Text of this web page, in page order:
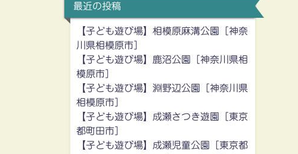
最近の投稿
【子ども遊び場】相模原麻溝公園［神奈
川県相模原市］
【子ども遊び場】鹿沼公園［神奈川県相
模原市］
【子ども遊び場】淵野辺公園［神奈川県
相模原市］
【子ども遊び場】成瀬さつき遊園［東京
都町田市］
【子ども遊び場】成瀬児童公園［東京都